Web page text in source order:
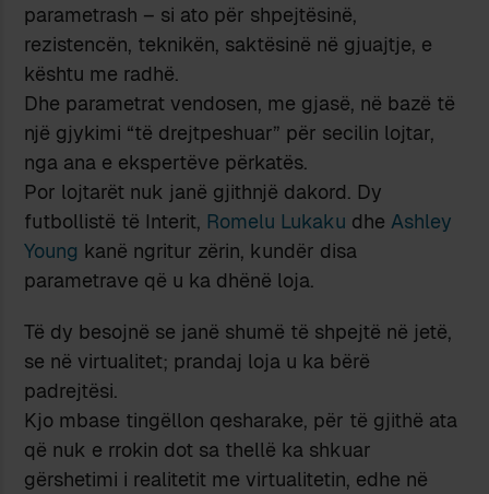
parametrash – si ato për shpejtësinë,
rezistencën, teknikën, saktësinë në gjuajtje, e
kështu me radhë.
Dhe parametrat vendosen, me gjasë, në bazë të
një gjykimi “të drejtpeshuar” për secilin lojtar,
nga ana e ekspertëve përkatës.
Por lojtarët nuk janë gjithnjë dakord. Dy
futbollistë të Interit, Romelu Lukaku dheAshley
Young kanë ngritur zërin, kundër disa
parametrave që u ka dhënë loja.
Të dy besojnë se janë shumë të shpejtë në jetë,
se në virtualitet; prandaj loja u ka bërë
padrejtësi.
Kjo mbase tingëllon qesharake, për të gjithë ata
që nuk e rrokin dot sa thellë ka shkuar
gërshetimi i realitetit me virtualitetin, edhe në